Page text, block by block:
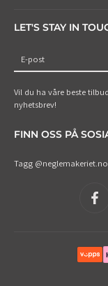
LET'S STAY IN
E-post
Vil du ha våre beste
nyhetsbrev!
FINN OSS PÅ
Tagg